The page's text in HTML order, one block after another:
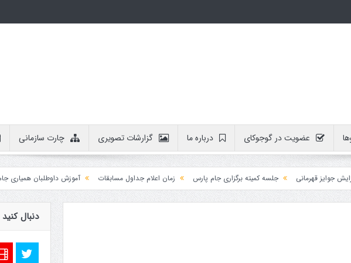
عضویت در گوجوکای درباره ما گزارشات تصویری چارت سازمانی
قهرمانی جلسه کمیته برگزاری جام پارس زمان اعلام جداول مسابقات آموزش داوطلبان همیاری جام پارس
دنبال کنید